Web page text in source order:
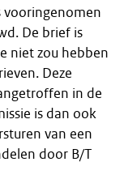
vooringenomen
De brief is
niet zou hebben
Deze
in de
is dan ook
van een
door B/T